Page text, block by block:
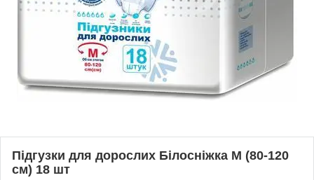
Підгузки для дорослих Білосніжка M (80-120
см) 18 шт